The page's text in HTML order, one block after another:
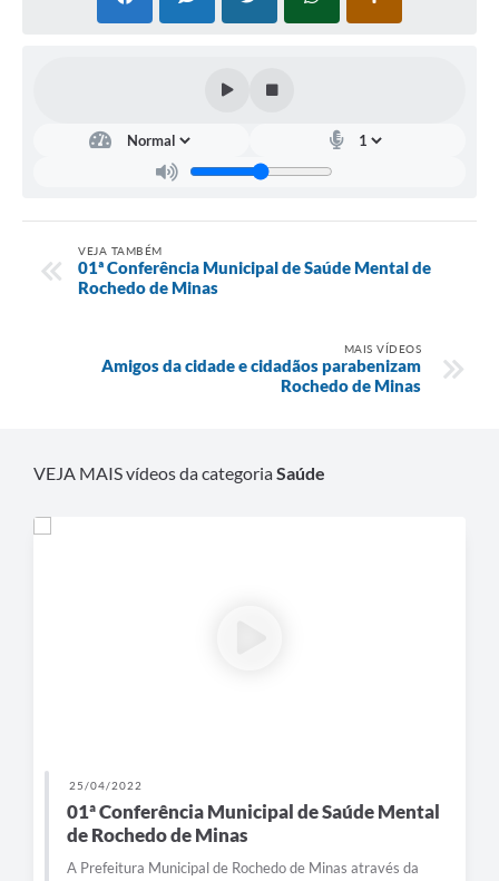
VEJA TAMBÉM
01ª Conferência Municipal de Saúde Mental de
Rochedo de Minas
MAIS VÍDEOS
Amigos da cidade e cidadãos parabenizam
Rochedo de Minas
VEJA MAIS vídeos da categoriaSaúde
25/04/2022
01ª Conferência Municipal de Saúde Mental
de Rochedo de Minas
A Prefeitura Municipal de Rochedo de Minas através da